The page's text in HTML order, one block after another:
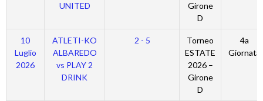
UNITED
Girone
D
10
Luglio
2026
ATLETI-KO
ALBAREDO
vs PLAY 2
DRINK
2 - 5
Torneo
ESTATE
2026 –
Girone
D
4a
Giornata